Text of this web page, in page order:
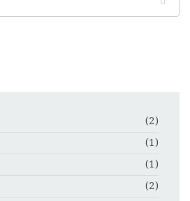
(2)
(1)
(1)
(2)